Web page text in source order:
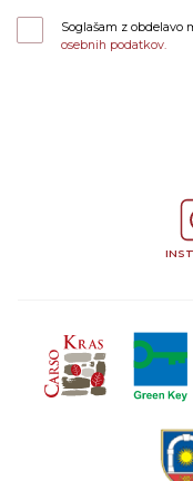
Soglašam z obdelavo
osebnih podatkov.